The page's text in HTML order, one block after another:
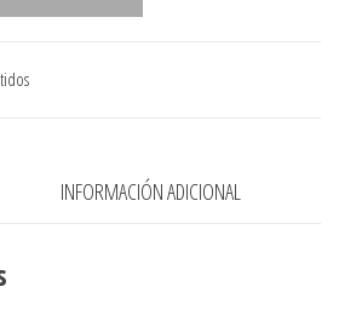
INFORMACIÓN ADICIONAL